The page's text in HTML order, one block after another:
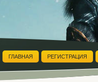
ГЛАВНАЯ РЕГИСТРАЦИЯ